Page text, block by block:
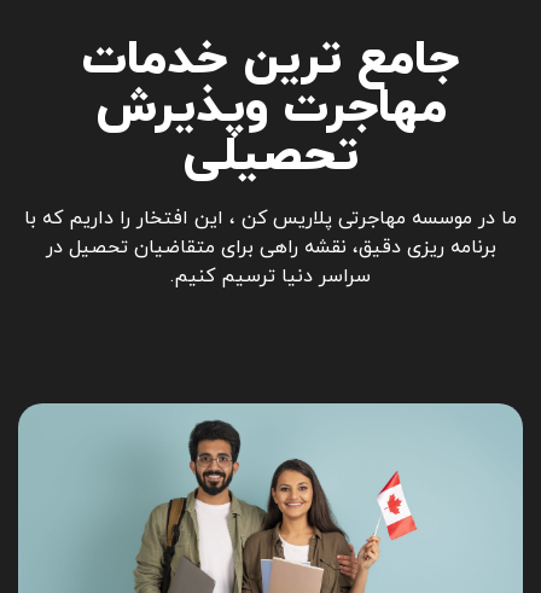
جامع ترین خدمات
مهاجرت وپذیرش
تحصیلی
ما در موسسه مهاجرتی پلاریس کن ، این افتخار را داریم که با
برنامه ریزی دقیق، نقشه راهی برای متقاضیان تحصیل در
سراسر دنیا ترسیم کنیم.